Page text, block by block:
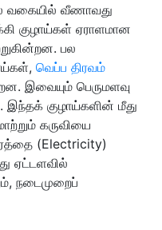
வகையில் வீணாவது
குழாய்கள் ஏராளமான
பல
வெப்ப திரவம்
இவையும் பெருமளவு
குழாய்களின் மீது
கருவியை
(Electricity)
ஏட்டளவில்
நடைமுறைப்